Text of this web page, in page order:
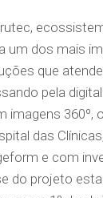
um dos mais
que
pela
imagens 360º,
das
e com
do projeto